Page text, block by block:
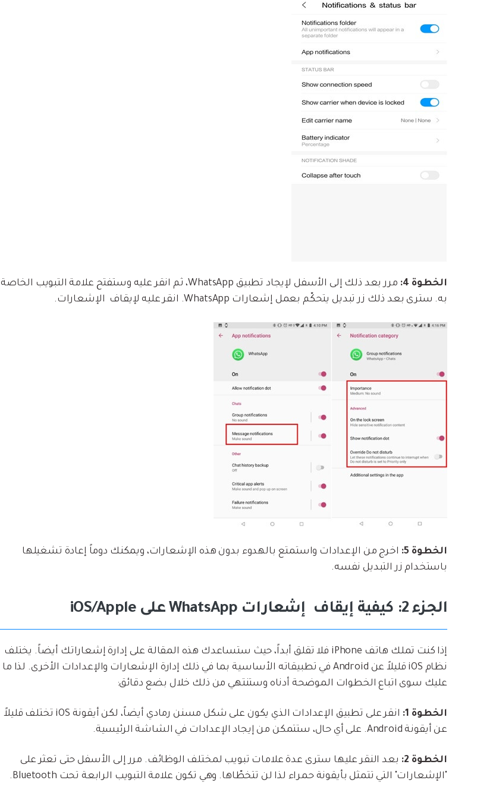
الخطوة 4:
مرر بعد ذلك إلى الأسفل لإيجاد تطبيق WhatsApp، ثم انقر عليه وستفتح علامة التبويب الخاصة
به. سترى بعد ذلك زر تبديل يتحكّم بعمل إشعارات WhatsApp. انقر عليه لإيقاف الإشعارات.
الخطوة 5:
اخرج من الإعدادات واستمتع بالهدوء بدون هذه الإشعارات، ويمكنك دوماً إعادة تشغيلها
باستخدام زر التبديل نفسه.
الجزء 2: كيفية إيقاف إشعارات WhatsApp على iOS/Apple
إذا كنت تملك هاتف iPhone فلا تقلق أبداً، حيث ستساعدك هذه المقالة على إدارة إشعاراتك أيضاً. يختلف
نظام iOS قليلاً عن Android في تطبيقاته الأساسية بما في ذلك إدارة الإشعارات والإعدادات الأخرى. لذا ما
عليك سوى اتباع الخطوات الموضحة أدناه وستنتهي من ذلك خلال بضع دقائق:
الخطوة 1:
انقر على تطبيق الإعدادات الذي يكون على شكل مسنن رمادي أيضاً، لكن أيقونة iOS تختلف قليلاً
عن أيقونة Android. على أي حال، ستتمكن من إيجاد الإعدادات في الشاشة الرئيسية.
الخطوة 2:
بعد النقر عليها سترى عدة علامات تبويب لمختلف الوظائف. مرر إلى الأسفل حتى تعثر على
"الإشعارات" التي تتمثل بأيقونة حمراء لذا لن تتخطّاها. وهي تكون علامة التبويب الرابعة تحت Bluetooth.